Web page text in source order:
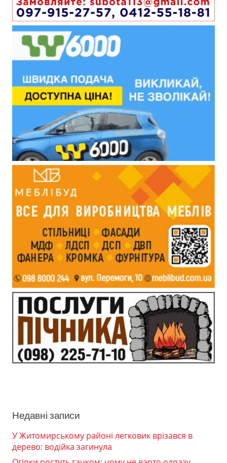
Недавні записи
У Житомирському районі легковик врізався в
дерево: водійка загинула